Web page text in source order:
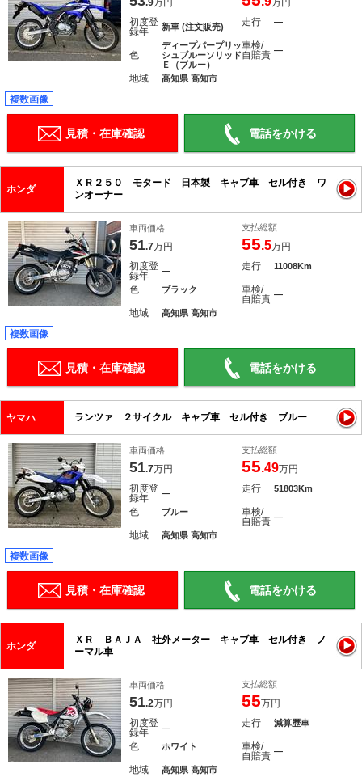
.9万円
万円
初度登
録年
新車 (注文販売) 走行 ―
色
ディープパープリッ
シュブルーソリッド
Ｅ（ブルー）
車検/
自賠責 ―
地域 高知県 高知市
複数画像
見積・在庫確認 電話をかける
ホンダ
ＸＲ２５０ モタード 日本製 キャブ車 セル付き ワ
ンオーナー
車両価格
51.7万円
支払総額
55.5万円
初度登
録年
― 走行 11008Km
色 ブラック
車検/
自賠責 ―
地域 高知県 高知市
複数画像
見積・在庫確認 電話をかける
ヤマハ ランツァ ２サイクル キャブ車 セル付き ブルー
車両価格
51.7万円
支払総額
55.49万円
初度登
録年
― 走行 51803Km
色 ブルー
車検/
自賠責 ―
地域 高知県 高知市
複数画像
見積・在庫確認 電話をかける
ホンダ
ＸＲ ＢＡＪＡ 社外メーター キャブ車 セル付き ノ
ーマル車
車両価格
51.2万円
支払総額
55万円
初度登
録年
― 走行 減算歴車
色 ホワイト
車検/
自賠責 ―
地域 高知県 高知市